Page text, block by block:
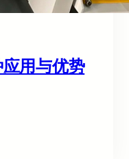
用与优势